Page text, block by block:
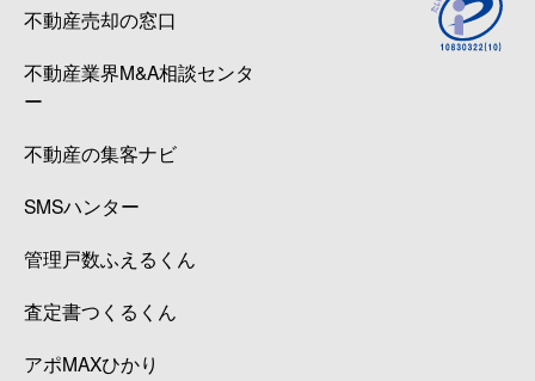
不動産売却の窓口
不動産業界M&A相談センタ
ー
不動産の集客ナビ
SMSハンター
管理戸数ふえるくん
査定書つくるくん
アポMAXひかり